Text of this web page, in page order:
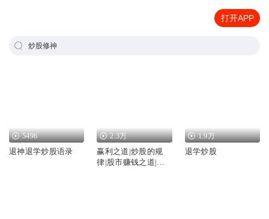
打开APP
炒股修神
5496
退神退学炒股语录
2.3万
赢利之道|炒股的规
律|股市赚钱之道|炒
1.9万
退学炒股